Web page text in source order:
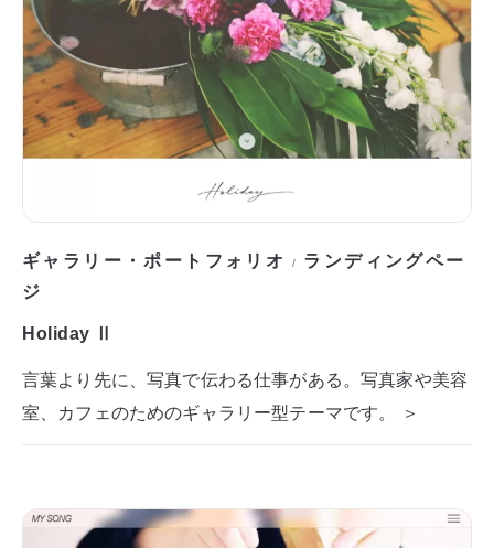
ギャラリー・ポートフォリオ / ランディングペー
ジ
Holiday Ⅱ
言葉より先に、写真で伝わる仕事がある。写真家や美容
室、カフェのためのギャラリー型テーマです。 ＞